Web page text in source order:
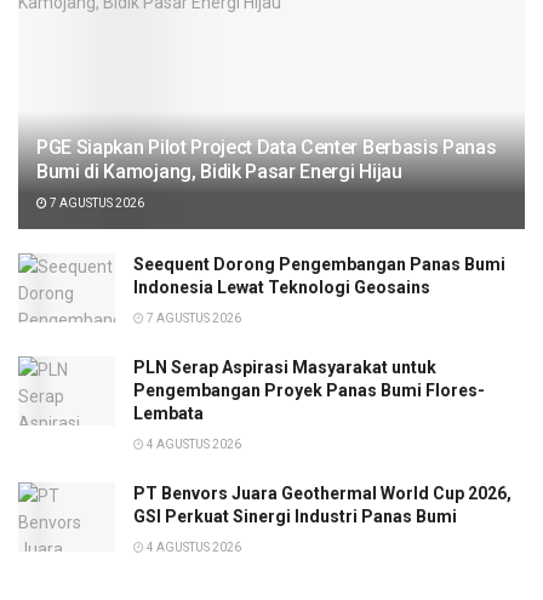
PGE Siapkan Pilot Project Data Center Berbasis Panas
Bumi di Kamojang, Bidik Pasar Energi Hijau
7 AGUSTUS 2026
Seequent Dorong Pengembangan Panas Bumi
Indonesia Lewat Teknologi Geosains
7 AGUSTUS 2026
PLN Serap Aspirasi Masyarakat untuk
Pengembangan Proyek Panas Bumi Flores-
Lembata
4 AGUSTUS 2026
PT Benvors Juara Geothermal World Cup 2026,
GSI Perkuat Sinergi Industri Panas Bumi
4 AGUSTUS 2026